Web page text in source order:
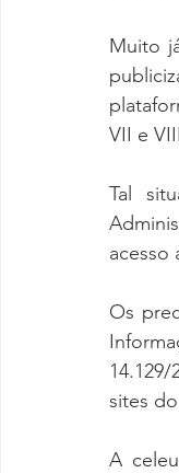
Muito
VII e
Tal
acesso
Os
sites
A